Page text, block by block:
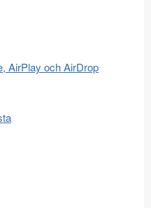
AirPlay och AirDrop